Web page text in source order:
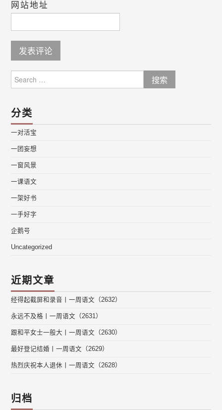
网站地址
for:
分类
一对活宝
一团妄想
一窗风景
一课语文
一架好书
一手好字
企鹅号
Uncategorized
近期文章
经得起截屏和录音丨一周语文（2632）
永远不及格丨一周语文（2631）
跟和平女士一般大丨一周语文（2630）
最好登记结婚丨一周语文（2629）
热烈庆祝本人退休丨一周语文（2628）
归档